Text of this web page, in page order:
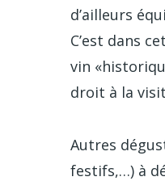
d’ailleurs
C’est dans
vin
droit à la
Autres
festifs,…) à